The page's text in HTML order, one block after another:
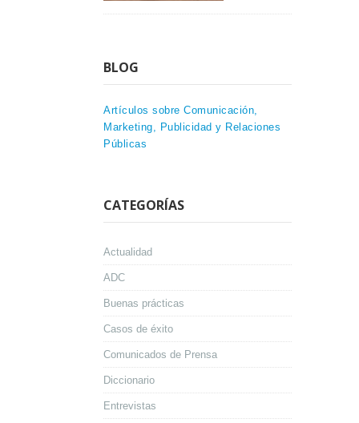
BLOG
Artículos sobre Comunicación,
Marketing, Publicidad y Relaciones
Públicas
CATEGORÍAS
Actualidad
ADC
Buenas prácticas
Casos de éxito
Comunicados de Prensa
Diccionario
Entrevistas